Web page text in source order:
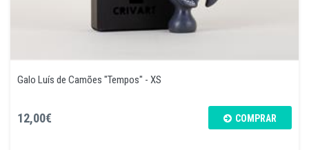
Galo Luís de Camões "Tempos" - XS
12,00€ COMPRAR